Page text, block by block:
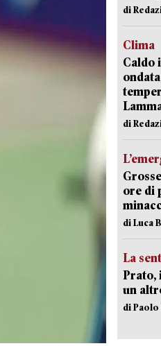
di
Clima
Caldo
di
ore di
di Luca
La
Prato,
un
di